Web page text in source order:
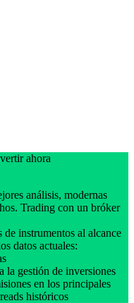
ahora
análisis, modernas
Trading con un bróker
instrumentos al alcance
datos actuales:
la gestión de inversiones
en los principales
históricos